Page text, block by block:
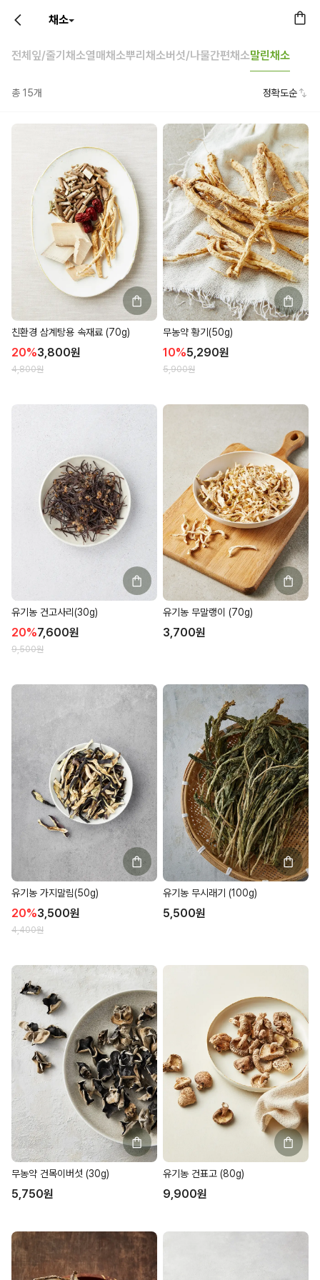
채소
전체 잎/줄기채소열매채소뿌리채소버섯/나물간편채소말린채소
총 15개 정확도순
친환경 삼계탕용 속재료 (70g)
20%3,800원
4,800원
무농약 황기(50g)
10%5,290원
5,900원
유기농 건고사리(30g)
20%7,600원
9,500원
유기농 무말랭이 (70g)
3,700원
유기농 가지말림(50g)
20%3,500원
4,400원
유기농 무시래기 (100g)
5,500원
무농약 건목이버섯 (30g)
5,750원
유기농 건표고 (80g)
9,900원